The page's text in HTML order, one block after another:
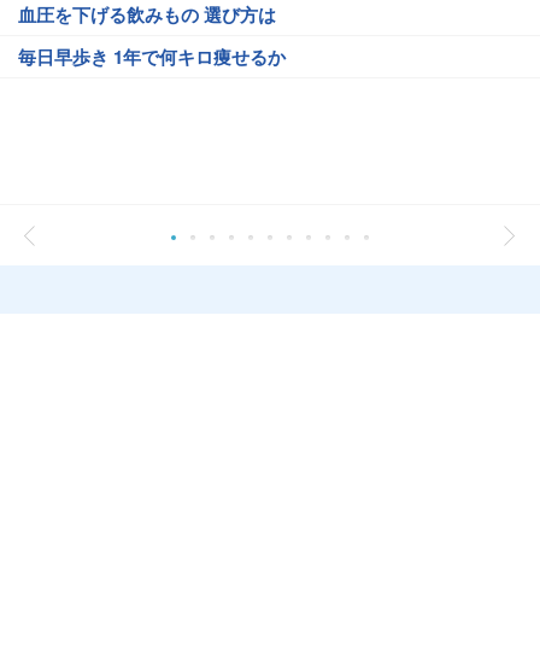
血圧を下げる飲みもの 選び方は
毎日早歩き 1年で何キロ痩せるか